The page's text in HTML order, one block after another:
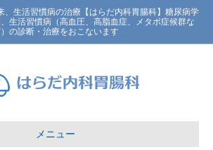
、生活習慣病の治療【はらだ内科胃腸科】糖尿病学
生活習慣病（高血圧、高脂血症、メタボ症候群な
）の診断・治療をおこないます
メニュー